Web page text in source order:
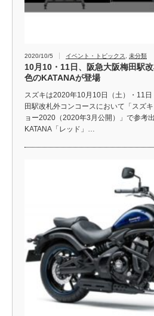
2020/10/5 イベント・トピックス 未分類
10月10・11日、阪急大阪梅田駅
色のKATANAが登場
スズキは2020年10月10日（土）・11
田駅改札外コンコースにおいて「スズ
ョー2020（2020年3月公開）」で参考
KATANA「レッド」…